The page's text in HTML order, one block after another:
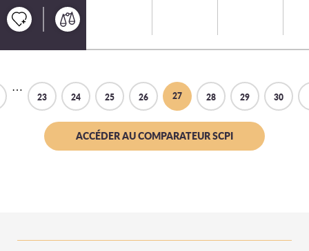
…
23 24 25 26 27 28 29 30
ACCÉDER AU COMPARATEUR SCPI